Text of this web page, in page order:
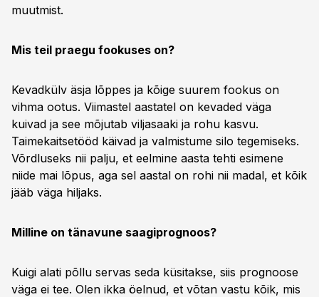
muutmist.
Mis teil praegu fookuses on?
Kevadkülv äsja lõppes ja kõige suurem fookus on
vihma ootus. Viimastel aastatel on kevaded väga
kuivad ja see mõjutab viljasaaki ja rohu kasvu.
Taimekaitsetööd käivad ja valmistume silo tegemiseks.
Võrdluseks nii palju, et eelmine aasta tehti esimene
niide mai lõpus, aga sel aastal on rohi nii madal, et kõik
jääb väga hiljaks.
Milline on tänavune saagiprognoos?
Kuigi alati põllu servas seda küsitakse, siis prognoose
väga ei tee. Olen ikka öelnud, et võtan vastu kõik, mis